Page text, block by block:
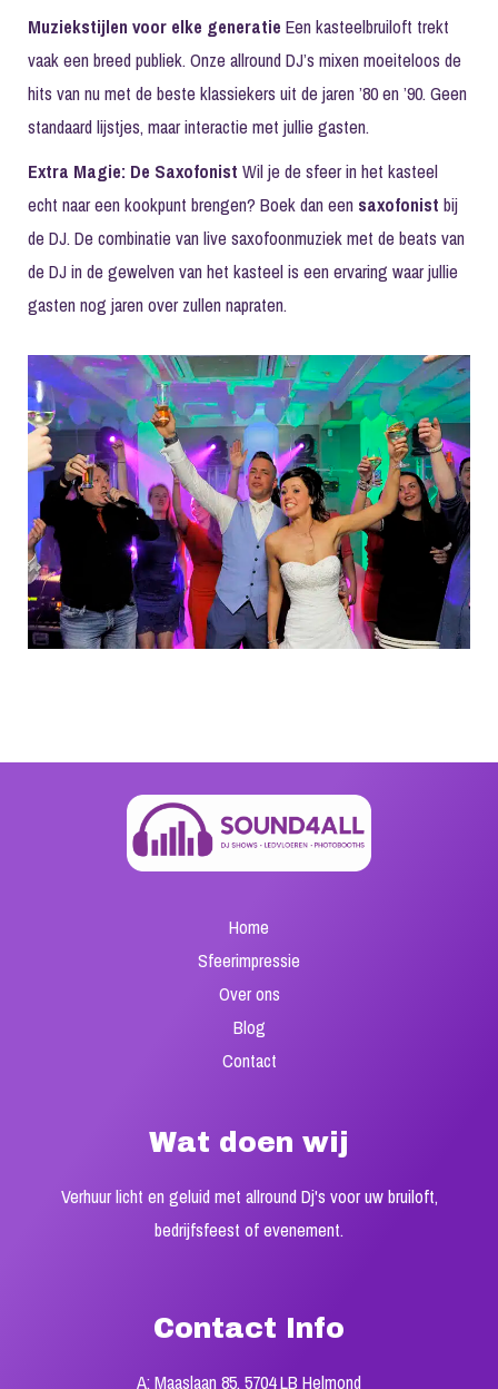
Muziekstijlen voor elke generatie Een kasteelbruiloft trekt
vaak een breed publiek. Onze allround DJ’s mixen moeiteloos de
hits van nu met de beste klassiekers uit de jaren ’80 en ’90. Geen
standaard lijstjes, maar interactie met jullie gasten.
Extra Magie: De Saxofonist Wil je de sfeer in het kasteel
echt naar een kookpunt brengen? Boek dan een saxofonist bij
de DJ. De combinatie van live saxofoonmuziek met de beats van
de DJ in de gewelven van het kasteel is een ervaring waar jullie
gasten nog jaren over zullen napraten.
Home
Sfeerimpressie
Over ons
Blog
Contact
Wat doen wij
Verhuur licht en geluid met allround Dj's voor uw bruiloft,
bedrijfsfeest of evenement.
Contact Info
A: Maaslaan 85, 5704 LB Helmond